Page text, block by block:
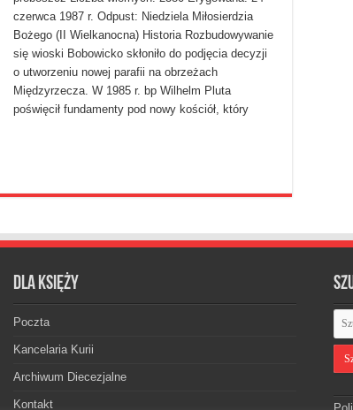
czerwca 1987 r. Odpust: Niedziela Miłosierdzia
Bożego (II Wielkanocna) Historia Rozbudowywanie
się wioski Bobowicko skłoniło do podjęcia decyzji
o utworzeniu nowej parafii na obrzeżach
Międzyrzecza. W 1985 r. bp Wilhelm Pluta
poświęcił fundamenty pod nowy kościół, który
Dla księży
Poczta
Kancelaria Kurii
Archiwum Diecezjalne
Kontakt